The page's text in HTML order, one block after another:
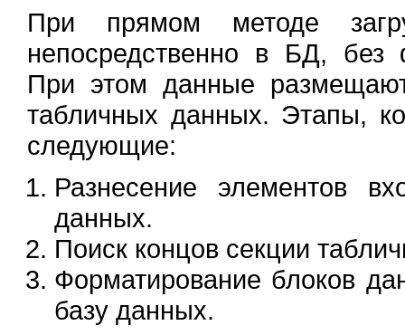
При прямом методе
непосредственно в БД,
При этом данные
табличных данных. Этапы,
следующие:
Разнесение элементов
данных.
Поиск концов секции
Форматирование блоков
базу данных.